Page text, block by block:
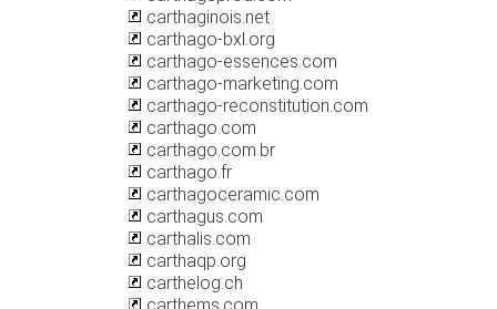
carthaginois.net
carthago-bxl.org
carthago-essences.com
carthago-marketing.com
carthago-reconstitution.com
carthago.com
carthago.com.br
carthago.fr
carthagoceramic.com
carthagus.com
carthalis.com
carthaqp.org
carthelog.ch